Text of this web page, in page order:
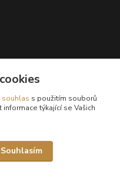
souhlas s použitím souborů
týkající se Vašich
Souhlasím